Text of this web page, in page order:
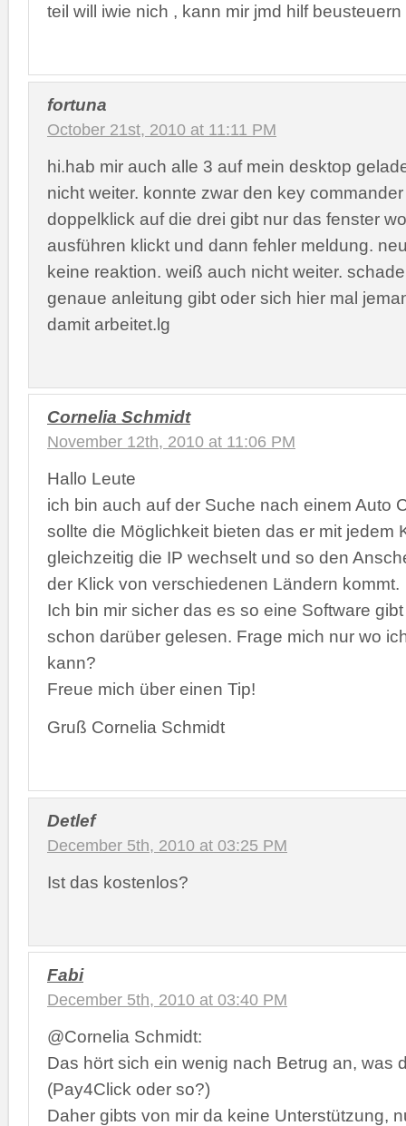
teil will iwie nich , kann mir jmd hilf beusteuern
fortuna
October 21st, 2010 at 11:11 PM
hi.hab mir auch alle 3 auf mein desktop
nicht weiter. konnte zwar den key
doppelklick auf die drei gibt nur das fenster
ausführen klickt und dann fehler meldung.
keine reaktion. weiß auch nicht weiter.
genaue anleitung gibt oder sich hier mal
damit arbeitet.lg
Cornelia Schmidt
November 12th, 2010 at 11:06 PM
Hallo Leute
ich bin auch auf der Suche nach einem Auto
sollte die Möglichkeit bieten das er mit jedem
gleichzeitig die IP wechselt und so den
der Klick von verschiedenen Ländern kommt.
Ich bin mir sicher das es so eine Software
schon darüber gelesen. Frage mich nur wo
kann?
Freue mich über einen Tip!
Gruß Cornelia Schmidt
Detlef
December 5th, 2010 at 03:25 PM
Ist das kostenlos?
Fabi
December 5th, 2010 at 03:40 PM
@Cornelia Schmidt:
Das hört sich ein wenig nach Betrug an, was
(Pay4Click oder so?)
Daher gibts von mir da keine Unterstützung,